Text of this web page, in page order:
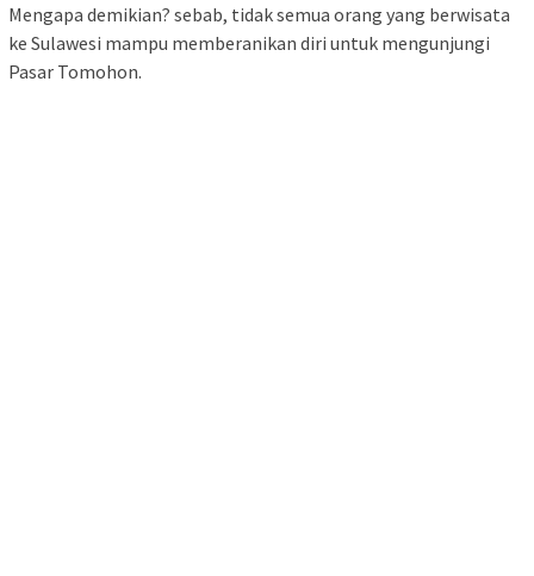
Mengapa demikian? sebab, tidak semua orang yang berwisata
ke Sulawesi mampu memberanikan diri untuk mengunjungi
Pasar Tomohon.